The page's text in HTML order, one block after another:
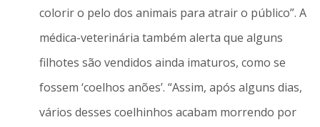
colorir o pelo dos animais para atrair o público”. A
médica-veterinária também alerta que alguns
filhotes são vendidos ainda imaturos, como se
fossem ‘coelhos anões’. “Assim, após alguns dias,
vários desses coelhinhos acabam morrendo por